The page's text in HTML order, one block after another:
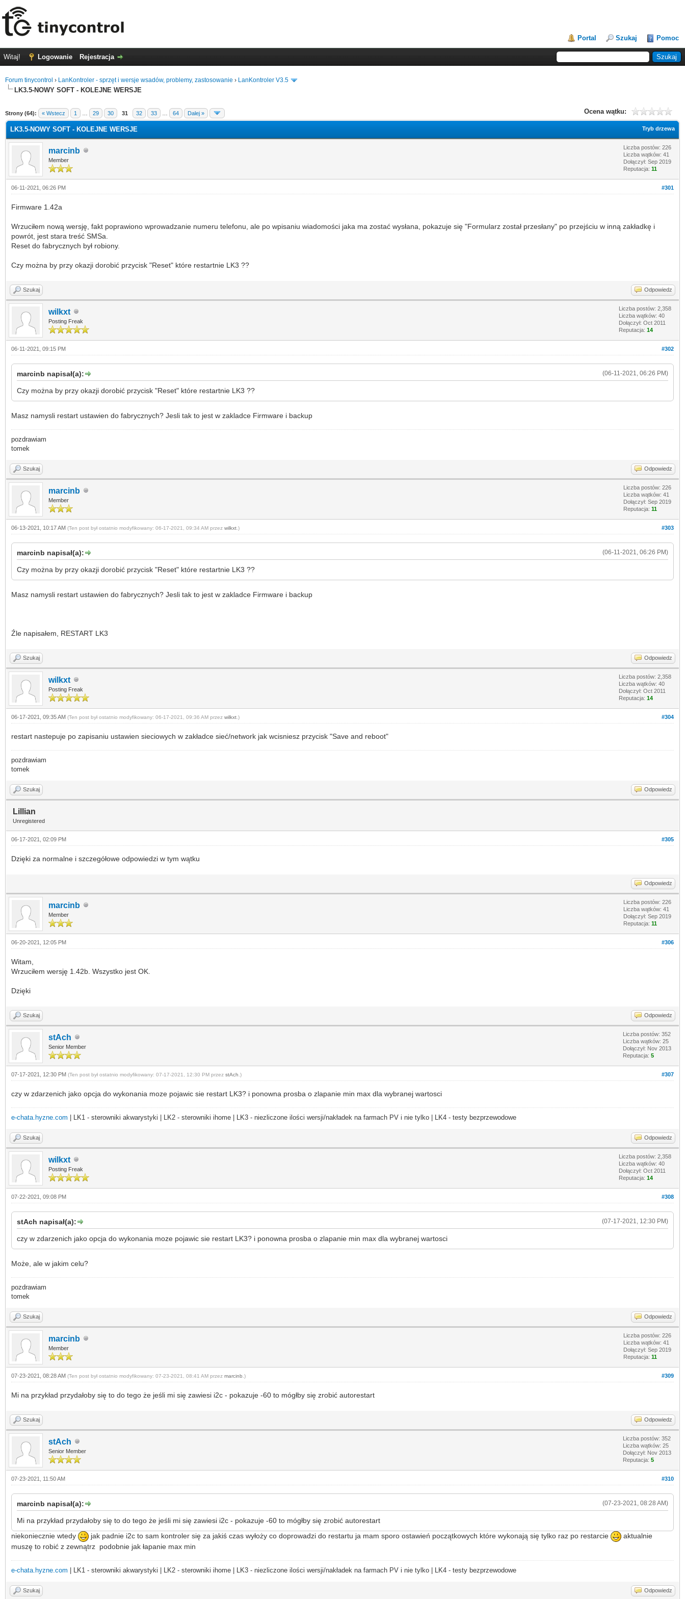
Portal Szukaj Pomoc
Witaj! Logowanie Rejestracja
Forum tinycontrol › LanKontroler - sprzęt i wersje wsadów, problemy, zastosowanie › LanKontroler V3.5
LK3.5-NOWY SOFT - KOLEJNE WERSJE
Strony (64): « Wstecz 1 29 30 31 32 33 64 Dalej » Ocena wątku:
0 głosów - średnia: 0
1
2
3
4
5
Tryb drzewa
LK3.5-NOWY SOFT - KOLEJNE WERSJE
marcinb
Member
Liczba postów: 226
Liczba wątków: 41
Dołączył: Sep 2019
Reputacja: 11
#301
06-11-2021, 06:26 PM
Firmware 1.42a
Wrzuciłem nową wersję, fakt poprawiono wprowadzanie numeru telefonu, ale po wpisaniu wiadomości jaka ma zostać wysłana, pokazuje się "Formularz został przesłany" po przejściu w inną zakładkę i
powrót, jest stara treść SMSa.
Reset do fabrycznych był robiony.
Czy można by przy okazji dorobić przycisk "Reset" które restartnie LK3 ??
Szukaj Odpowiedz
wilkxt
Posting Freak
Liczba postów: 2,358
Liczba wątków: 40
Dołączył: Oct 2011
Reputacja: 14
#302
06-11-2021, 09:15 PM
(06-11-2021, 06:26 PM)
marcinb napisał(a):
Czy można by przy okazji dorobić przycisk "Reset" które restartnie LK3 ??
Masz namysli restart ustawien do fabrycznych? Jesli tak to jest w zakladce Firmware i backup
pozdrawiam
tomek
Szukaj Odpowiedz
marcinb
Member
Liczba postów: 226
Liczba wątków: 41
Dołączył: Sep 2019
Reputacja: 11
#303
06-13-2021, 10:17 AM (Ten post był ostatnio modyfikowany: 06-17-2021, 09:34 AM przez wilkxt .)
(06-11-2021, 06:26 PM)
marcinb napisał(a):
Czy można by przy okazji dorobić przycisk "Reset" które restartnie LK3 ??
Masz namysli restart ustawien do fabrycznych? Jesli tak to jest w zakladce Firmware i backup
Źle napisałem, RESTART LK3
Szukaj Odpowiedz
wilkxt
Posting Freak
Liczba postów: 2,358
Liczba wątków: 40
Dołączył: Oct 2011
Reputacja: 14
#304
06-17-2021, 09:35 AM (Ten post był ostatnio modyfikowany: 06-17-2021, 09:36 AM przez wilkxt .)
restart nastepuje po zapisaniu ustawien sieciowych w zakładce sieć/network jak wcisniesz przycisk "Save and reboot"
pozdrawiam
tomek
Szukaj Odpowiedz
Lillian
Unregistered
#305
06-17-2021, 02:09 PM
Dzięki za normalne i szczegółowe odpowiedzi w tym wątku
Odpowiedz
marcinb
Member
Liczba postów: 226
Liczba wątków: 41
Dołączył: Sep 2019
Reputacja: 11
#306
06-20-2021, 12:05 PM
Witam,
Wrzuciłem wersję 1.42b. Wszystko jest OK.
Dzięki
Szukaj Odpowiedz
stAch
Senior Member
Liczba postów: 352
Liczba wątków: 25
Dołączył: Nov 2013
Reputacja: 5
#307
07-17-2021, 12:30 PM (Ten post był ostatnio modyfikowany: 07-17-2021, 12:30 PM przez stAch .)
czy w zdarzenich jako opcja do wykonania moze pojawic sie restart LK3? i ponowna prosba o zlapanie min max dla wybranej wartosci
e-chata.hyzne.com | LK1 - sterowniki akwarystyki | LK2 - sterowniki ihome | LK3 - niezliczone ilości wersji/nakładek na farmach PV i nie tylko | LK4 - testy bezprzewodowe
Szukaj Odpowiedz
wilkxt
Posting Freak
Liczba postów: 2,358
Liczba wątków: 40
Dołączył: Oct 2011
Reputacja: 14
#308
07-22-2021, 09:08 PM
(07-17-2021, 12:30 PM)
stAch napisał(a):
czy w zdarzenich jako opcja do wykonania moze pojawic sie restart LK3? i ponowna prosba o zlapanie min max dla wybranej wartosci
Może, ale w jakim celu?
pozdrawiam
tomek
Szukaj Odpowiedz
marcinb
Member
Liczba postów: 226
Liczba wątków: 41
Dołączył: Sep 2019
Reputacja: 11
#309
07-23-2021, 08:28 AM (Ten post był ostatnio modyfikowany: 07-23-2021, 08:41 AM przez marcinb .)
Mi na przykład przydałoby się to do tego że jeśli mi się zawiesi i2c - pokazuje -60 to mógłby się zrobić autorestart
Szukaj Odpowiedz
stAch
Senior Member
Liczba postów: 352
Liczba wątków: 25
Dołączył: Nov 2013
Reputacja: 5
#310
07-23-2021, 11:50 AM
(07-23-2021, 08:28 AM)
marcinb napisał(a):
Mi na przykład przydałoby się to do tego że jeśli mi się zawiesi i2c - pokazuje -60 to mógłby się zrobić autorestart
niekoniecznie wtedy
jak padnie i2c to sam kontroler się za jakiś czas wyłoży co doprowadzi do restartu ja mam sporo ostawień początkowych które wykonają się tylko raz po restarcie
aktualnie
muszę to robić z zewnątrz podobnie jak łapanie max min
e-chata.hyzne.com | LK1 - sterowniki akwarystyki | LK2 - sterowniki ihome | LK3 - niezliczone ilości wersji/nakładek na farmach PV i nie tylko | LK4 - testy bezprzewodowe
Szukaj Odpowiedz